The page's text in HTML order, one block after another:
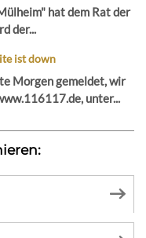
hat dem Rat der
der...
ist down
Morgen gemeldet, wir
unter...